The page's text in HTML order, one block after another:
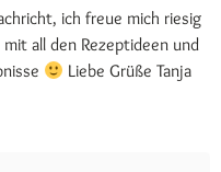
ich freue mich riesig
all den Rezeptideen und
Liebe Grüße Tanja